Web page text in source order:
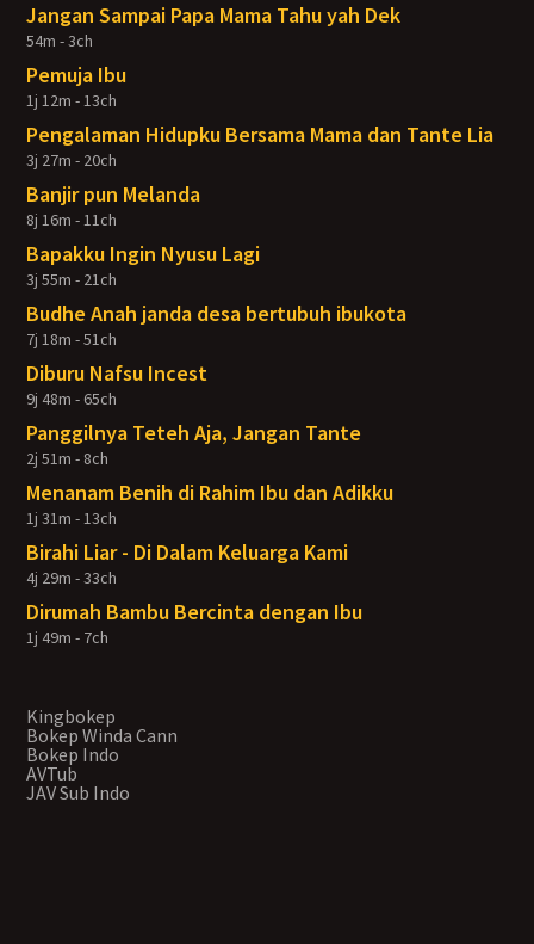
Jangan Sampai Papa Mama Tahu yah Dek
54m - 3ch
Pemuja Ibu
1j 12m - 13ch
Pengalaman Hidupku Bersama Mama dan Tante Lia
3j 27m - 20ch
Banjir pun Melanda
8j 16m - 11ch
Bapakku Ingin Nyusu Lagi
3j 55m - 21ch
Budhe Anah janda desa bertubuh ibukota
7j 18m - 51ch
Diburu Nafsu Incest
9j 48m - 65ch
Panggilnya Teteh Aja, Jangan Tante
2j 51m - 8ch
Menanam Benih di Rahim Ibu dan Adikku
1j 31m - 13ch
Birahi Liar - Di Dalam Keluarga Kami
4j 29m - 33ch
Dirumah Bambu Bercinta dengan Ibu
1j 49m - 7ch
Kingbokep
Bokep Winda Cann
Bokep Indo
AVTub
JAV Sub Indo